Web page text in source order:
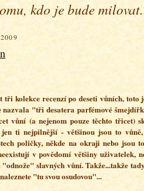
kdo je bude
tři kolekce recenzí po deseti vůních, toto
nazvala "tři desatera parfémové
vůní (a nejenom pouze těchto třicet)
ti nejpilnější - většinou jsou to
poličky, někde na okraji nebo jsou
v povědomí většiny uživatelek,
slavných vůní. Takže...takže
"tu svou osudovou"...